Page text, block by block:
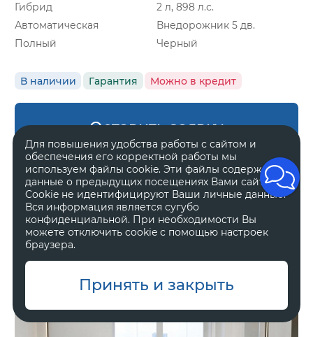
Гибрид
2 л, 898 л.с.
Автоматическая
Внедорожник 5 дв.
Полный
Черный
В наличии Гарантия Можно в кредит
Оставить заявку
Zeekr 8X
Ultra
11 800 000 ₽
Для повышения удобства работы с сайтом и
обеспечения его корректной работы мы
используем файлы cookie. Эти файлы содержат
данные о предыдущих посещениях Вами сайта.
Cookie не идентифицируют Ваши личные данные.
Вся информация является сугубо
конфиденциальной. При необходимости Вы
можете отключить cookie с помощью настроек
браузера.
Принять и закрыть